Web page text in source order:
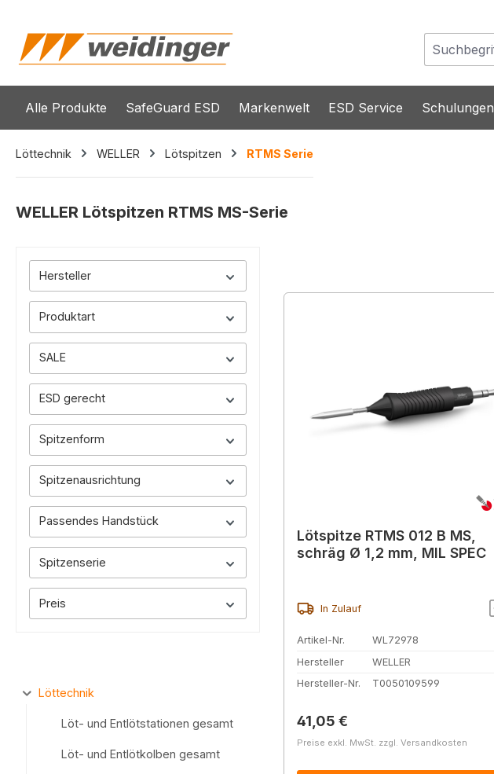
Alle Produkte SafeGuard ESD Markenwelt ESD Service Schulungen
Löttechnik WELLER Lötspitzen RTMS Serie
WELLER Lötspitzen RTMS MS-Serie
Hersteller
Produktart
SALE
ESD gerecht
Spitzenform
Spitzenausrichtung
Passendes Handstück
Spitzenserie
Preis
Löttechnik
Löt- und Entlötstationen gesamt
Löt- und Entlötkolben gesamt
Lötspitze RTMS 012 B MS,
schräg Ø 1,2 mm, MIL SPEC
In Zulauf
Artikel-Nr.
WL72978
Hersteller
WELLER
Hersteller-Nr.
T0050109599
Regulärer Preis:
41,05 €
Preise exkl. MwSt. zzgl. Versandkosten